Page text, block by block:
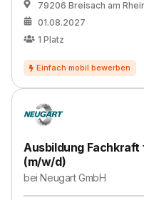
79206 Breisach am
01.08.2027
1 Platz
Ausbildung
(m/w/d)
beiNeugart GmbH